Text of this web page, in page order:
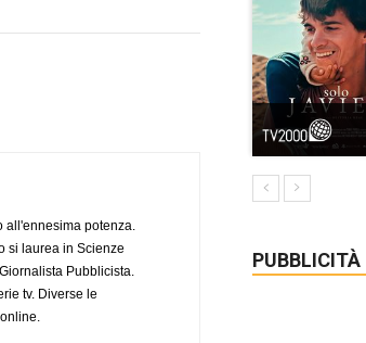
potenza.
si laurea in Scienze
Pubblicista.
tv. Diverse le
PUBBLICITÀ